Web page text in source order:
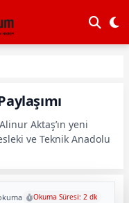
Aktaş’ın yeni
ve Teknik Anadolu
Okuma Süresi: 2 dk